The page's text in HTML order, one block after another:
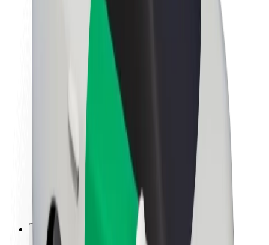
Bærekraft hos Bolt
Prosjekt Zero
Nyhetsrom
Retningslinjer for varemerke
Investorrelasjoner
Ledelse
Merkevare
Media
Urban Fund
Sikkerhet